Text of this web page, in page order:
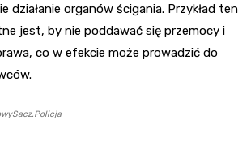
działanie organów ścigania. Przykład ten
jest, by nie poddawać się przemocy i
co w efekcie może prowadzić do